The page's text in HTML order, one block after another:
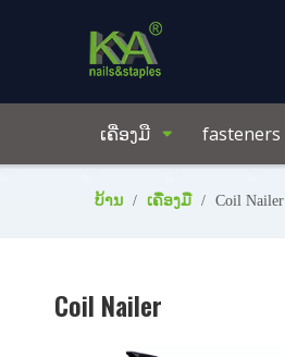
ເຄື່ອງມື fasteners
ບ້ານ / ເຄື່ອງມື / Coil Nailer
Coil Nailer